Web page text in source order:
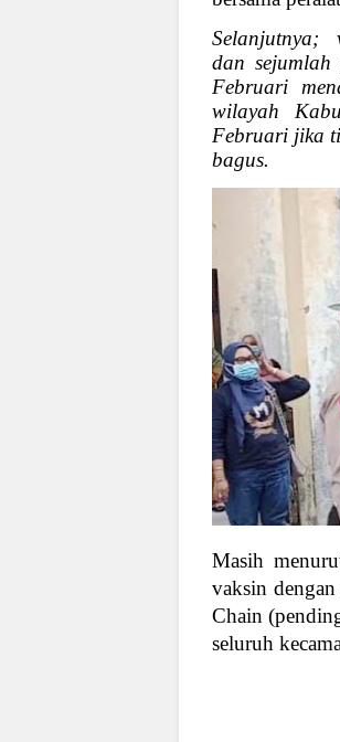
Selanjutnya;
dan
Februari
wilayah
Februari jika
bagus.
Masih
vaksin
Chain
seluruh